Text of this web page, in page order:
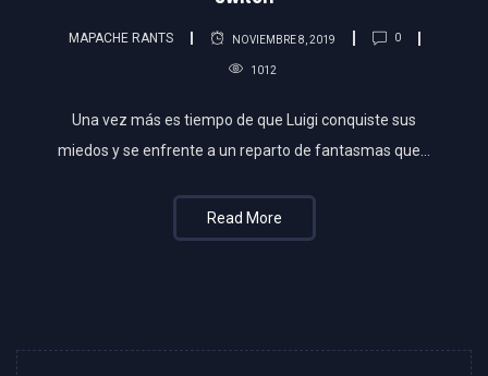
MAPACHE RANTS NOVIEMBRE 8, 2019 0
1012
Una vez más es tiempo de que Luigi conquiste sus
miedos y se enfrente a un reparto de fantasmas que…
Read More